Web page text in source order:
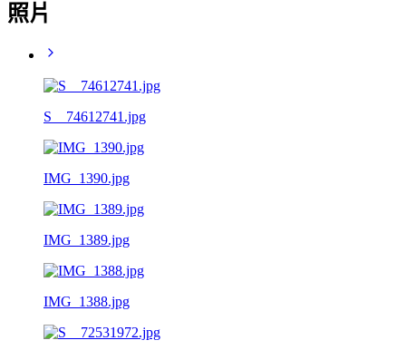
照片
S__74612741.jpg
IMG_1390.jpg
IMG_1389.jpg
IMG_1388.jpg